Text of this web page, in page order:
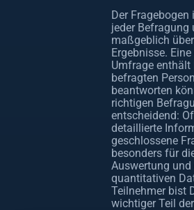
Der
jeder Befragung
maßgeblich
Ergebnisse.
Umfrage enthält
befragten
beantworten
richtigen
entscheidend:
detaillierte
geschlossene
besonders für
Auswertung
quantitativen
Teilnehmer bist
wichtiger Teil